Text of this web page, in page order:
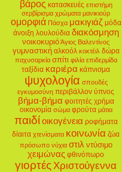
βάρος κατασκευές επιστήμη
σερβίρισμα χρώματα μανικιούρ
ομορφιά Πάσχα μακιγιάζ μόδα
άνοιξη λουλούδια διακόσμηση
νοικοκυριόΆγιος Βαλεντίνος
γυμναστική αλκοόλ κοκτέιλ δώρα
παχυσαρκία σπίτι φιλία επιδερμίδα
ταξίδια καριέρα κάπνισμα
ψυχολογία σπουδές
εγκυμοσύνη περιβάλλον ύπνος
βήμα-βήμα φοιτητές χρήμα
οικονομία σώμα φρούτα μάτια
παιδί οικογένεια ροφήματα
δίαιτα χτενίσματα κοινωνία ζώα
πρόσωπο νύχια στιλ ντύσιμο
χειμώνας φθινόπωρο
γιορτές Χριστούγεννα